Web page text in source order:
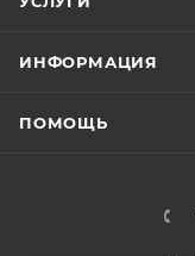
ИНФОРМАЦИЯ
ПОМОЩЬ